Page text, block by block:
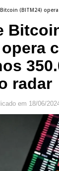
(BITM24)
radar
em 18/06/